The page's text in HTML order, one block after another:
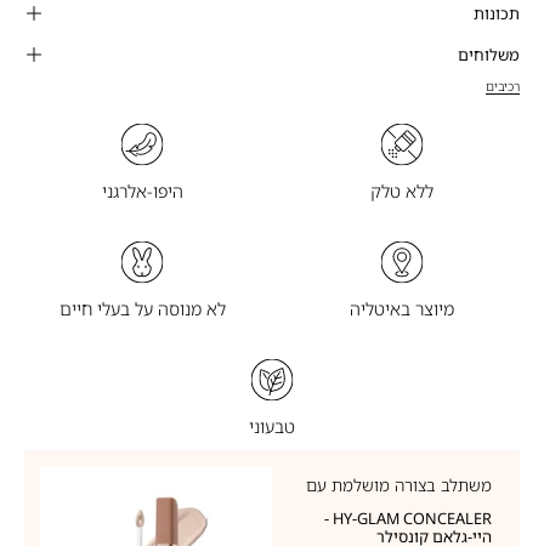
תכונות
משלוחים
רכיבים
ללא טלק היפו-אלרגני
מיוצר באיטליה לא מנוסה על בעלי חיים
טבעוני
משתלב בצורה מושלמת עם
HY-GLAM CONCEALER -
היי-גלאם קונסילר